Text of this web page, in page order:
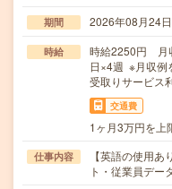
期間 2026年08月24
時給
時給2250円 月
日×4週 ※月収例
受取りサービス
交通費
1ヶ月3万円を上
仕事内容
【英語の使用
ト・従業員デ